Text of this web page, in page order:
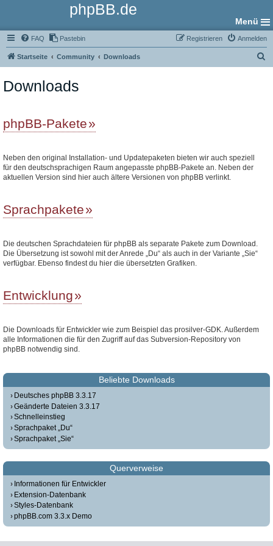
phpBB.de
Menü
FAQ Pastebin Anmelden
Registrieren
Startseite Community Downloads
Downloads
phpBB-Pakete
Neben den original Installation- und Updatepaketen bieten wir auch speziell
für den deutschsprachigen Raum angepasste phpBB-Pakete an. Neben der
aktuellen Version sind hier auch ältere Versionen von phpBB verlinkt.
Sprachpakete
Die deutschen Sprachdateien für phpBB als separate Pakete zum Download.
Die Übersetzung ist sowohl mit der Anrede „Du“ als auch in der Variante „Sie“
verfügbar. Ebenso findest du hier die übersetzten Grafiken.
Entwicklung
Die Downloads für Entwickler wie zum Beispiel das prosilver-GDK. Außerdem
alle Informationen die für den Zugriff auf das Subversion-Repository von
phpBB notwendig sind.
Beliebte Downloads
Deutsches phpBB 3.3.17
Geänderte Dateien 3.3.17
Schnelleinstieg
Sprachpaket „Du“
Sprachpaket „Sie“
Querverweise
Informationen für Entwickler
Extension-Datenbank
Styles-Datenbank
phpBB.com 3.3.x Demo